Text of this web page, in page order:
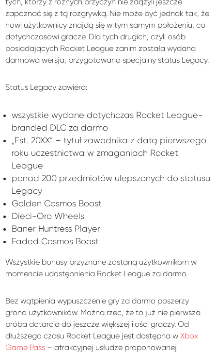
zapoznać się z tą rozgrywką. Nie może być jednak tak, że
nowi użytkownicy znajdą się w tym samym położeniu, co
dotychczasowi gracze. Dla tych drugich, czyli osób
posiadających Rocket League zanim została wydana
darmowa wersja, przygotowano specjalny status Legacy.
Status Legacy zawiera:
wszystkie wydane dotychczas Rocket League-
branded DLC za darmo
„Est. 20XX” – tytuł zawodnika z datą pierwszego
roku uczestnictwa w zmaganiach Rocket
League
ponad 200 przedmiotów ulepszonych do statusu
Legacy
Golden Cosmos Boost
Dieci-Oro Wheels
Baner Huntress Player
Faded Cosmos Boost
Wszystkie bonusy przyznane zostaną użytkownikom w
momencie udostępnienia Rocket League za darmo.
Bez wątpienia wypuszczenie gry za darmo poszerzy
grono użytkowników. Można rzec, że to już nie pierwsza
próba dotarcia do jeszcze większej ilości graczy. Od
dłuższego czasu Rocket League jest dostępna wXbox
Game Pass – atrakcyjnej usłudze proponowanej